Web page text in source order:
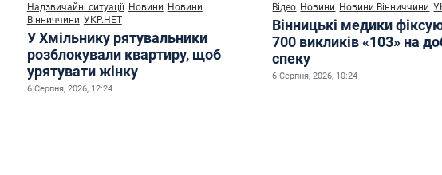
Надзвичайні ситуації Новини Новини
Вінниччини УКР.НЕТ
У Хмільнику рятувальники
розблокували квартиру, щоб
урятувати жінку
6 Серпня, 2026, 12:24
Відео Новини Новини Вінниччини
Вінницькі медики
700 викликів «103» на
спеку
6 Серпня, 2026, 10:24